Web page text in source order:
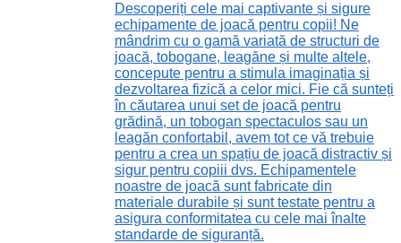
Descoperiți cele mai captivante și sigure
echipamente de joacă pentru copii! Ne
mândrim cu o gamă variată de structuri de
joacă, tobogane, leagăne și multe altele,
concepute pentru a stimula imaginația și
dezvoltarea fizică a celor mici. Fie că sunteți
în căutarea unui set de joacă pentru
grădină, un tobogan spectaculos sau un
leagăn confortabil, avem tot ce vă trebuie
pentru a crea un spațiu de joacă distractiv și
sigur pentru copiii dvs. Echipamentele
noastre de joacă sunt fabricate din
materiale durabile și sunt testate pentru a
asigura conformitatea cu cele mai înalte
standarde de siguranță.